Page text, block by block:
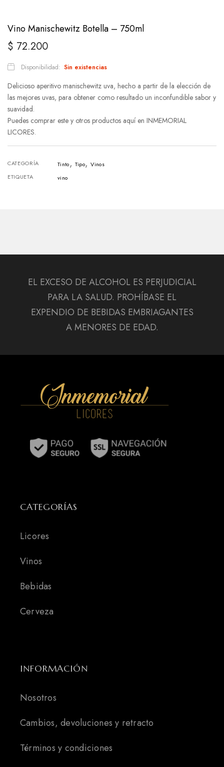
Vino Manischewitz Botella – 750ml
$ 72.200
Disponibilidad: Sin existencias
Delicioso aperitivo manischewitz uva, hecho a partir de la elección de
las mejores uvas, para obtener como resultado un inconfundible sabor y
suavidad.
Puedes comprar este y otros productos aquí en INMEMORIAL
LICORES.
CATEGORÍA Tinto, Tipo,Vinos
ETIQUETA
vino
EL EXCESO DE ALCOHOL ES PERJUDICIAL
PARA LA SALUD. PROHÍBASE EL
EXPENDIO DE BEBIDAS EMBRIAGANTES
A MENORES DE EDAD.
CATEGORÍAS
Licores
Vinos
Bebidas
Cerveza
INFORMACIÓN
Nosotros
Cambios, devoluciones y retracto
Términos y condiciones